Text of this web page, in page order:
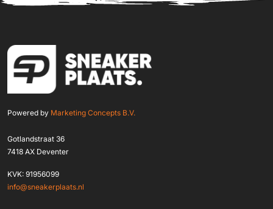
Powered by Marketing Concepts B.V.
Gotlandstraat 36
7418 AX Deventer
KVK: 91956099
info@sneakerplaats.nl